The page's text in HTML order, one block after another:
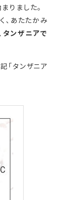
りました。
、あたたかみ
タンザニアで
「タンザニア